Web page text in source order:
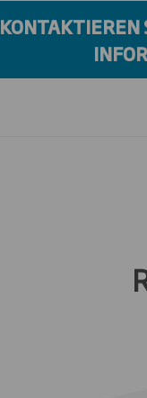
KONTAKTIEREN